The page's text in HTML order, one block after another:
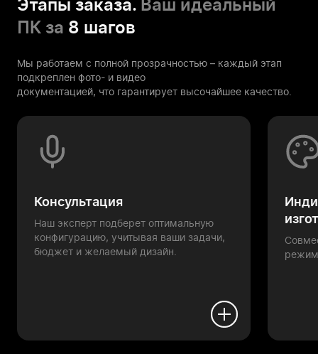
Этапы заказа. Ваш идеальный
ПК за 8 шагов
Мы работаем с полной прозрачностью – каждый этап
подкреплен фото- и видео
документацией, что гарантирует высочайшее качество.
Консультация
Наш эксперт подберет оптимальную
конфигурацию, учитывая ваши задачи,
бюджет и желаемый дизайн.